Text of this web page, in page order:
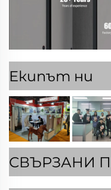
Екипът ни
СВЪРЗАНИ